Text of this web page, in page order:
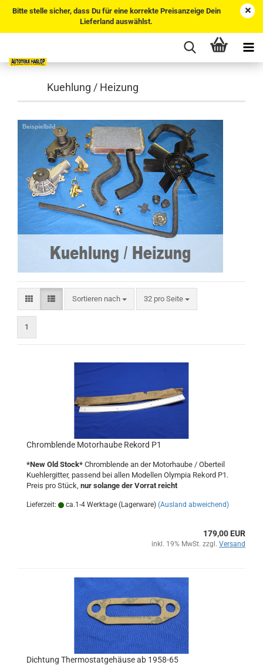
Bitte stelle sicher, dass Du für eine korrekte Preisanzeige Dein
Lieferland auswählst.
Kuehlung / Heizung
Sortieren nach
Sortieren nach 32 pro Seite
pro Seite
1
Chromblende Motorhaube Rekord P1
*New Old Stock* Chromblende an der Motorhaube / Oberteil
Kuehlergitter, passend bei allen Modellen Olympia Rekord P1.
Preis pro Stück, nur solange der Vorrat reicht
Lieferzeit: ca.1-4 Werktage (Lagerware) (Ausland abweichend)
179,00 EUR
inkl. 19% MwSt. zzgl. Versand
Dichtung Thermostatgehäuse ab 1958-65